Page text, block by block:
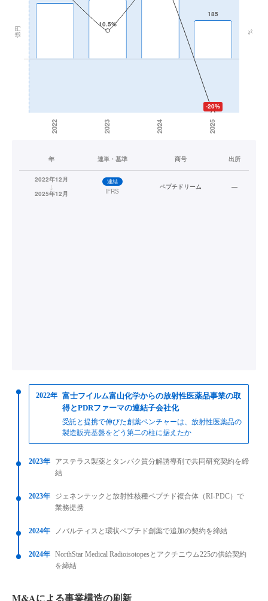
年 連単・基準 商号 出所
2022年12月
↓
2025年12月
連結
IFRS
ペプチドリーム —
2022年 富士フイルム富山化学からの放射性医薬品事業の取
得とPDRファーマの連結子会社化
受託と提携で伸びた創薬ベンチャーは、放射性医薬品の
製造販売基盤をどう第二の柱に据えたか
2023年
アステラス製薬とタンパク質分解誘導剤で共同研究契約を締
結
2023年
ジェネンテックと放射性核種ペプチド複合体（RI-PDC）で
業務提携
2024年 ノバルティスと環状ペプチド創薬で追加の契約を締結
2024年 NorthStar Medical Radioisotopesとアクチニウム225の供給契約
を締結
M&Aによる事業構造の刷新